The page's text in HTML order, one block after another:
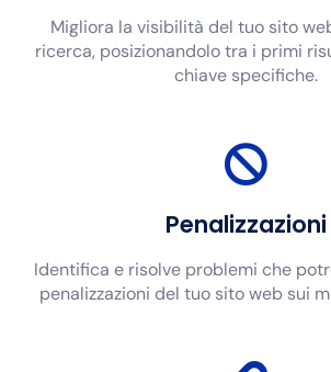
Migliora la visibilità del tuo sito
ricerca, posizionandolo tra i primi
chiave specifiche.
Penalizzazioni
Identifica e risolve problemi che
penalizzazioni del tuo sito web sui